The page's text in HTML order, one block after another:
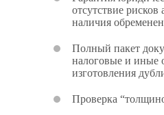
отсутствие рисков
наличия
Полный пакет
налоговые и иные
изготовления
Проверка